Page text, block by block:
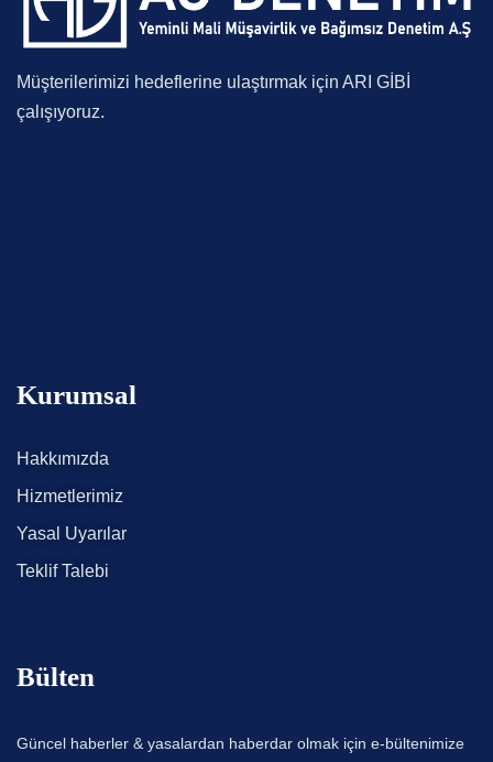
Müşterilerimizi hedeflerine ulaştırmak için ARI GİBİ
çalışıyoruz.
Kurumsal
Hakkımızda
Hizmetlerimiz
Yasal Uyarılar
Teklif Talebi
Bülten
Güncel haberler & yasalardan haberdar olmak için e-bültenimize